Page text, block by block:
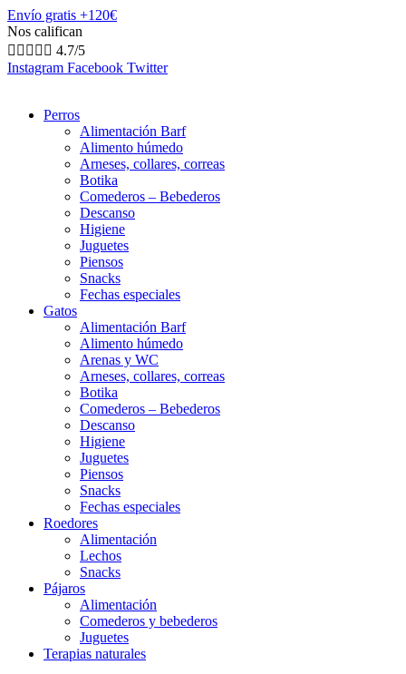
Envío gratis +120€
Nos califican
     4.7/5
Instagram Facebook Twitter
Perros
Alimentación Barf
Alimento húmedo
Arneses, collares, correas
Botika
Comederos – Bebederos
Descanso
Higiene
Juguetes
Piensos
Snacks
Fechas especiales
Gatos
Alimentación Barf
Alimento húmedo
Arenas y WC
Arneses, collares, correas
Botika
Comederos – Bebederos
Descanso
Higiene
Juguetes
Piensos
Snacks
Fechas especiales
Roedores
Alimentación
Lechos
Snacks
Pájaros
Alimentación
Comederos y bebederos
Juguetes
Terapias naturales